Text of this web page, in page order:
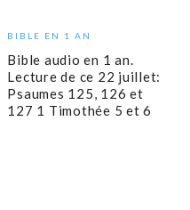
BIBLE EN 1 AN
Bible audio en 1 an.
Lecture de ce 22 juillet:
Psaumes 125, 126 et
127 1 Timothée 5 et 6